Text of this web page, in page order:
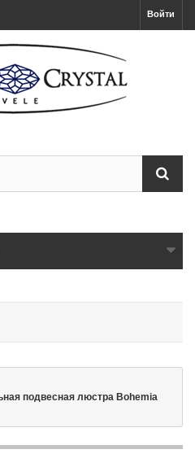
Войти
подвесная люстра Bohemia